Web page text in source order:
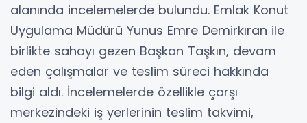
alanında incelemelerde bulundu. Emlak Konut
Uygulama Müdürü Yunus Emre Demirkıran ile
birlikte sahayı gezen Başkan Taşkın, devam
eden çalışmalar ve teslim süreci hakkında
bilgi aldı. İncelemelerde özellikle çarşı
merkezindeki iş yerlerinin teslim takvimi,